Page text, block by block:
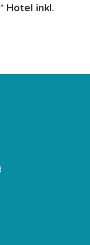
Hotel inkl.